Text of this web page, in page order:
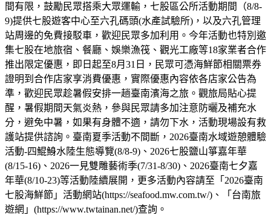
間有限，鼓勵民眾搭乘大眾運輸，七股區公所活動期間（8/8-
9)提供七股遊客中心至六孔碼頭(水產試驗所)，以及六孔管理
站周邊的免費接駁車，歡迎民眾多加利用。今年活動也特別邀
集七股在地旅宿、餐廳、娛樂漁筏、觀光工廠等18家業者合作
推出限定優惠，即日起至8月31日，民眾可憑海鮮節相關票券
證明到合作店家享消費優惠，實際優惠內容依各店家公告為
準，歡迎民眾趁暑假安排一趟臺南濱海之旅。觀旅局貼心提
醒，暑假期間天氣炎熱，參與民眾請多加注意防曬及補充水
分，避免中暑，如果有身體不適，請勿下水，活動現場設有救
護站提供諮詢。臺南夏季活動不間斷，2026臺南水域遊憩體驗
活動-四鯤鯓水陸生態導覽(8/8-9)、2026七股鹽山箏嘉年華
(8/15-16)、2026一見雙雕藝術季(7/31-8/30)、2026臺南七夕嘉
年華(8/10-23)等活動陸續展開，更多活動內容請至「2026臺南
七股海鮮節」活動網站(https://seafood.mw.com.tw/)、「台南旅
遊網」(https://www.twtainan.net/)查詢。